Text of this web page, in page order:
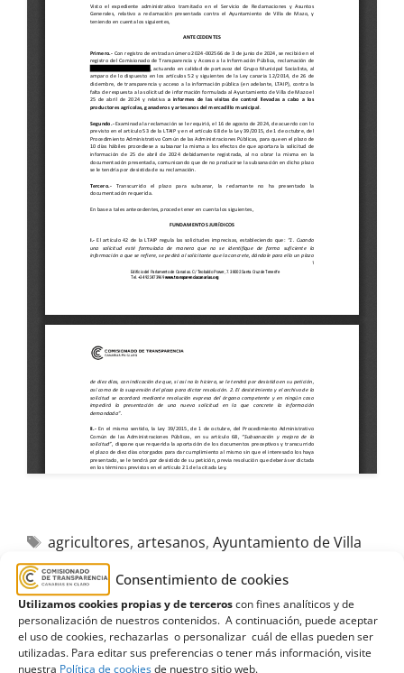
Consentimiento de cookies
Utilizamos cookies propias y de terceroscon fines analíticos y de
personalización de nuestros contenidos. A continuación, puede aceptar
el uso de cookies, rechazarlas o personalizar cuál de ellas pueden ser
utilizadas. Para editar sus preferencias o tener más información, visite
nuestra Política de cookiesde nuestro sitio web.
agricultores, artesanos, Ayuntamiento de Villa
de Mazo,control
Informes,La Palma
visitas